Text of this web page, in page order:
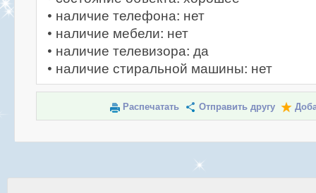
• наличие телефона: нет
• наличие мебели: нет
• наличие телевизора: да
• наличие стиральной машины: нет
Распечатать Отправить другу